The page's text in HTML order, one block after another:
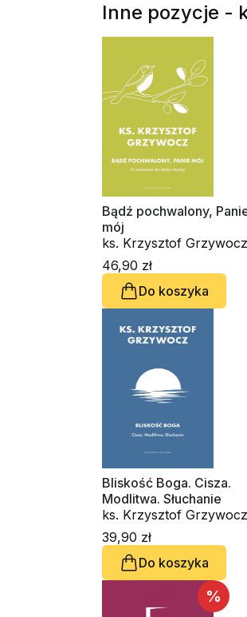
Inne pozycje -
Bądź pochwalony,
mój
ks. Krzysztof Grzywocz
46,90 zł
Do koszyka
Bliskość Boga. Cisza.
Modlitwa. Słuchanie
ks. Krzysztof Grzywocz
39,90 zł
Do koszyka
%